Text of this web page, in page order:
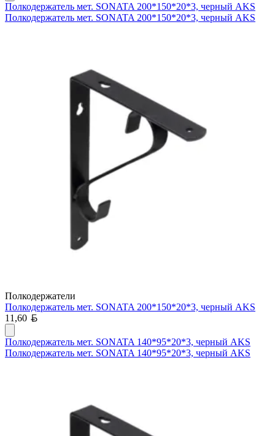
Полкодержатель мет. SONATA 200*150*20*3, черный AKS
Полкодержатель мет. SONATA 200*150*20*3, черный AKS
Полкодержатели
Полкодержатель мет. SONATA 200*150*20*3, черный AKS
11,60
Полкодержатель мет. SONATA 140*95*20*3, черный AKS
Полкодержатель мет. SONATA 140*95*20*3, черный AKS